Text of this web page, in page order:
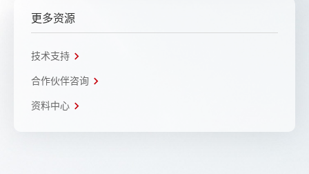
更多资源
技术支持
合作伙伴咨询
资料中心